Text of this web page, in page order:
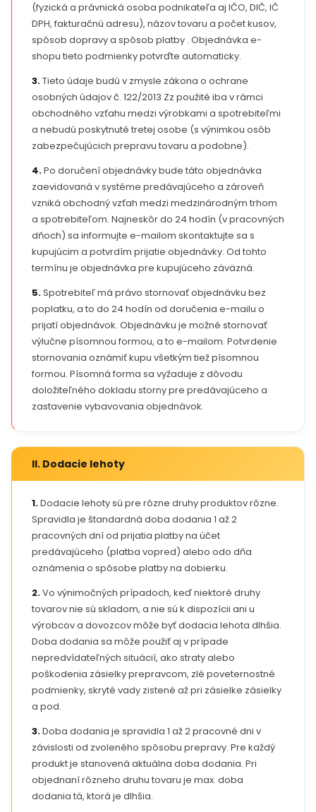
(fyzická a právnická osoba podnikateľa aj IČO, DIČ, IČ
DPH, fakturačnú adresu), názov tovaru a počet kusov,
spôsob dopravy a spôsob platby . Objednávka e-
shopu tieto podmienky potvrďte automaticky.
3.Tieto údaje budú v zmysle zákona o ochrane
osobných údajov č. 122/2013 Zz použité iba v rámci
obchodného vzťahu medzi výrobkami a spotrebiteľmi
a nebudú poskytnuté tretej osobe (s výnimkou osôb
zabezpečujúcich prepravu tovaru a podobne).
4.Po doručení objednávky bude táto objednávka
zaevidovaná v systéme predávajúceho a zároveň
vzniká obchodný vzťah medzi medzinárodným trhom
a spotrebiteľom. Najneskôr do 24 hodín (v pracovných
dňoch) sa informujte e-mailom skontaktujte sa s
kupujúcim a potvrdím prijatie objednávky. Od tohto
termínu je objednávka pre kupujúceho záväzná.
5.Spotrebiteľ má právo stornovať objednávku bez
poplatku, a to do 24 hodín od doručenia e-mailu o
prijatí objednávok. Objednávku je možné stornovať
výlučne písomnou formou, a to e-mailom. Potvrdenie
stornovania oznámiť kupu všetkým tiež písomnou
formou. Písomná forma sa vyžaduje z dôvodu
doložiteľného dokladu storny pre predávajúceho a
zastavenie vybavovania objednávok.
II. Dodacie lehoty
1.Dodacie lehoty sú pre rôzne druhy produktov rôzne.
Spravidla je štandardná doba dodania 1 až 2
pracovných dní od prijatia platby na účet
predávajúceho (platba vopred) alebo odo dňa
oznámenia o spôsobe platby na dobierku.
2.Vo výnimočných prípadoch, keď niektoré druhy
tovarov nie sú skladom, a nie sú k dispozícii ani u
výrobcov a dovozcov môže byť dodacia lehota dlhšia.
Doba dodania sa môže použiť aj v prípade
nepredvídateľných situácií, ako straty alebo
poškodenia zásielky prepravcom, zlé poveternostné
podmienky, skryté vady zistené až pri zásielke zásielky
a pod.
3.Doba dodania je spravidla 1 až 2 pracovné dni v
závislosti od zvoleného spôsobu prepravy. Pre každý
produkt je stanovená aktuálna doba dodania. Pri
objednaní rôzneho druhu tovaru je max. doba
dodania tá, ktorá je dlhšia.